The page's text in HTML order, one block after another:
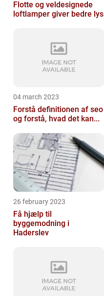
Flotte og veldesignede
loftlamper giver bedre lys
04 march 2023
Forstå definitionen af seo
og forstå, hvad det kan...
26 february 2023
Få hjælp til
byggemodning i
Haderslev